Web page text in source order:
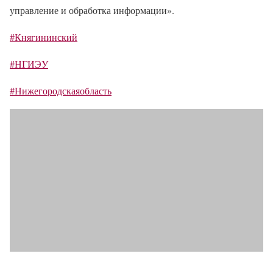
управление и обработка информации».
#Княгининский
#НГИЭУ
#Нижегородскаяобласть